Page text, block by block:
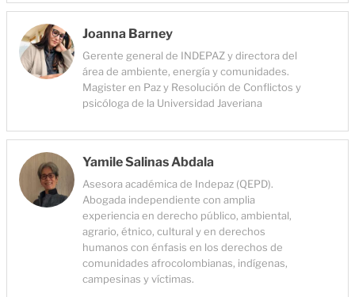
Joanna Barney
Gerente general de INDEPAZ y directora del
área de ambiente, energía y comunidades.
Magister en Paz y Resolución de Conflictos y
psicóloga de la Universidad Javeriana
Yamile Salinas Abdala
Asesora académica de Indepaz (QEPD).
Abogada independiente con amplia
experiencia en derecho público, ambiental,
agrario, étnico, cultural y en derechos
humanos con énfasis en los derechos de
comunidades afrocolombianas, indígenas,
campesinas y víctimas.